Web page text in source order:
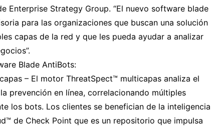
Enterprise Strategy Group. “El nuevo software blade
para las organizaciones que buscan una solución
capas de la red y que les pueda ayudar a analizar
Blade AntiBots:
– El motor ThreatSpect™ multicapas analiza el
prevención en línea, correlacionando múltiples
los bots. Los clientes se benefician de la inteligencia
de Check Point que es un repositorio que impulsa